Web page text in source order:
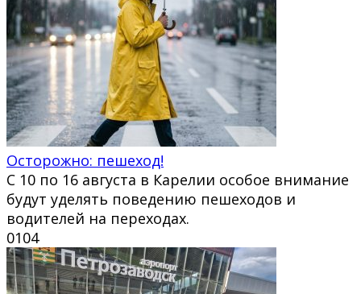
Осторожно: пешеход!
С 10 по 16 августа в Карелии особое внимание
будут уделять поведению пешеходов и
водителей на переходах.
0104